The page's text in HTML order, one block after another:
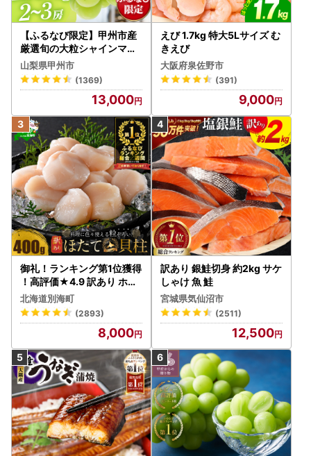
【ふるなび限定】甲州市産
厳選旬の大粒シャインマス
カット 約1.3kg 2～3房【2
026年発送】（MG）B12-
472 FN-Limited-VO シャ
インマスカット フルーツ
山梨県甲州市
(1369)
13,000
えび 1.7kg 特大5Lサイズ む
きえび
大阪府泉佐野市
(391)
9,000
御礼！ランキング第1位獲得
！高評価★4.9 訳あり ホタ
テ 400g（ほたて 帆立 貝柱
冷凍 ）
北海道別海町
(2893)
8,000
訳あり 銀鮭切身 約2kg サケ
しゃけ 魚 鮭
宮城県気仙沼市
(2511)
12,500